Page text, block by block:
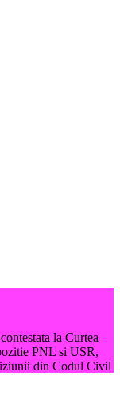
la Curtea
PNL si USR,
din Codul Civil